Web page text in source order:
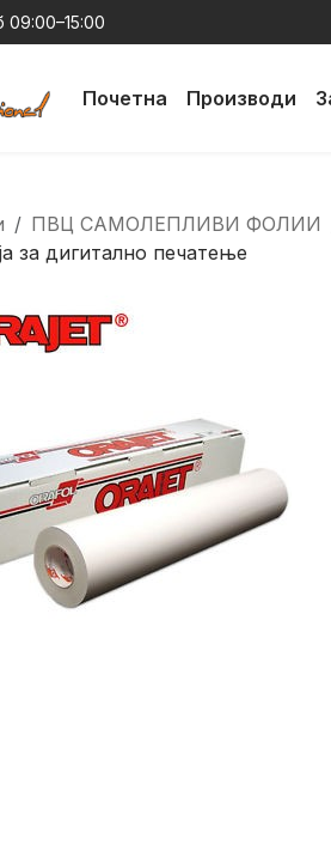
09:00–15:00
Почетна Производи
ПВЦ САМОЛЕПЛИВИ ФОЛИИ
за дигитално печатење